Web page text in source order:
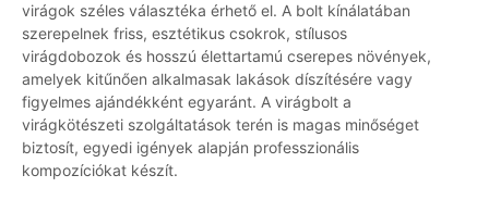
virágok széles választéka érhető el. A bolt kínálatában
szerepelnek friss, esztétikus csokrok, stílusos
virágdobozok és hosszú élettartamú cserepes növények,
amelyek kitűnően alkalmasak lakások díszítésére vagy
figyelmes ajándékként egyaránt. A virágbolt a
virágkötészeti szolgáltatások terén is magas minőséget
biztosít, egyedi igények alapján professzionális
kompozíciókat készít.